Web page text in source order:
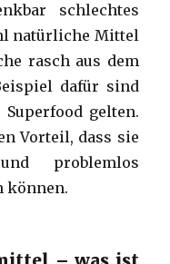
schlechtes
natürliche Mittel
rasch aus dem
dafür sind
gelten.
Vorteil, dass sie
problemlos
können.